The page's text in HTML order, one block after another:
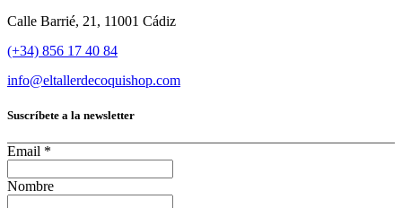
Calle Barrié, 21, 11001 Cádiz
(+34) 856 17 40 84
info@eltallerdecoquishop.com
Suscríbete a la newsletter
Email *
Nombre